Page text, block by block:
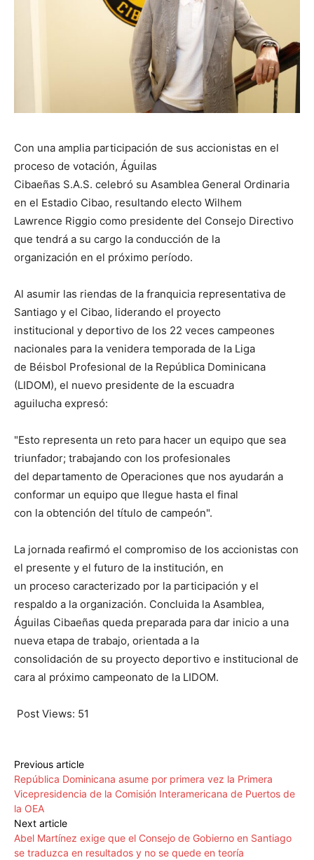
Con una amplia participación de sus accionistas en el
proceso de votación, Águilas
Cibaeñas S.A.S. celebró su Asamblea General Ordinaria
en el Estadio Cibao, resultando electo Wilhem
Lawrence Riggio como presidente del Consejo Directivo
que tendrá a su cargo la conducción de la
organización en el próximo período.
Al asumir las riendas de la franquicia representativa de
Santiago y el Cibao, liderando el proyecto
institucional y deportivo de los 22 veces campeones
nacionales para la venidera temporada de la Liga
de Béisbol Profesional de la República Dominicana
(LIDOM), el nuevo presidente de la escuadra
aguilucha expresó:
"Esto representa un reto para hacer un equipo que sea
triunfador; trabajando con los profesionales
del departamento de Operaciones que nos ayudarán a
conformar un equipo que llegue hasta el final
con la obtención del título de campeón".
La jornada reafirmó el compromiso de los accionistas con
el presente y el futuro de la institución, en
un proceso caracterizado por la participación y el
respaldo a la organización. Concluida la Asamblea,
Águilas Cibaeñas queda preparada para dar inicio a una
nueva etapa de trabajo, orientada a la
consolidación de su proyecto deportivo e institucional de
cara al próximo campeonato de la LIDOM.
Post Views: 51
Previous article
República Dominicana asume por primera vez la Primera
Vicepresidencia de la Comisión Interamericana de Puertos de
la OEA
Next article
Abel Martínez exige que el Consejo de Gobierno en Santiago
se traduzca en resultados y no se quede en teoría